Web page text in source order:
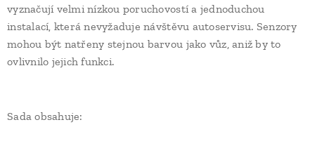
vyznačují velmi nízkou poruchovostí a jednoduchou
instalací, která nevyžaduje návštěvu autoservisu. Senzory
mohou být natřeny stejnou barvou jako vůz, aniž by to
ovlivnilo jejich funkci.
Sada obsahuje: